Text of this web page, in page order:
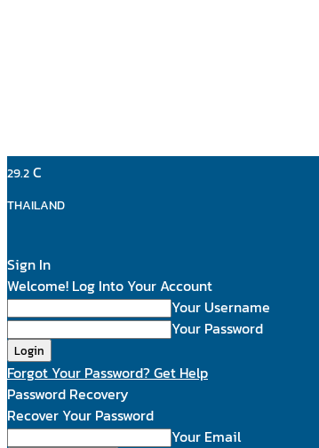
29.2C
THAILAND
Sign In
Welcome! Log Into Your Account
Your Username
Your Password
Forgot Your Password? Get Help
Password Recovery
Recover Your Password
Your Email